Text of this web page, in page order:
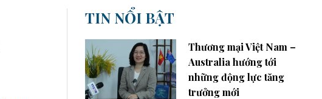
TIN NỔI BẬT
Thương mại Việt Nam –
Australia hướng tới
những động lực tăng
trưởng mới